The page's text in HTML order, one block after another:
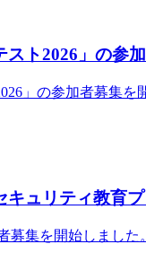
ト2026」の参
」の参加者募集を
ュリティ教育
募集を開始しました。